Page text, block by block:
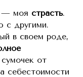
— моя страсть.
с другими.
в своем роде,
от
себестоимости